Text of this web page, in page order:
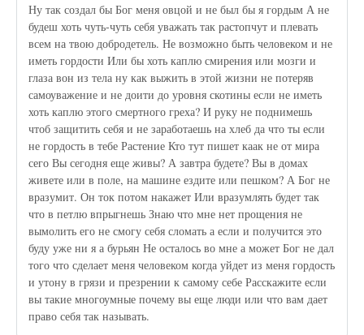
Ну так создал бы Бог меня овцой и не был бы я гордым А не
будеш хоть чуть-чуть себя уважать так растопчут и плевать
всем на твою добродетель. Не возможно быть человеком и не
иметь гордости Или бы хоть каплю смирения или мозги и
глаза вон из тела ну как выжить в этой жизни не потеряв
самоуважение и не доити до уровня скотины если не иметь
хоть каплю этого смертного греха? И руку не поднимешь
чтоб защитить себя и не заработаешь на хлеб да что ты если
не гордость в тебе Растение Кто тут пишет каак не от мира
сего Вы сегодня еще живы? А завтра будете? Вы в домах
живете или в поле, на машине ездите или пешком? А Бог не
вразумит. Он ток потом накажет Или вразумлять будет так
что в петлю впрыгнешь Знаю что мне нет прощения не
вымолить его не смогу себя сломать а если и получится это
буду уже ни я а бурьян Не осталось во мне а может Бог не дал
того что сделает меня человеком когда уйдет из меня гордость
и утону в грязи и презрении к самому себе Расскажите если
вы такие многоумные почему вы еще люди или что вам дает
право себя так называть.